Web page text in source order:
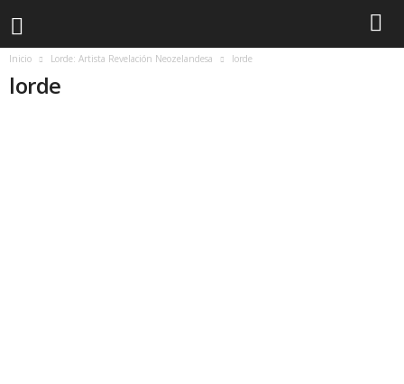
Inicio Lorde: Artista Revelación Neozelandesa lorde
lorde